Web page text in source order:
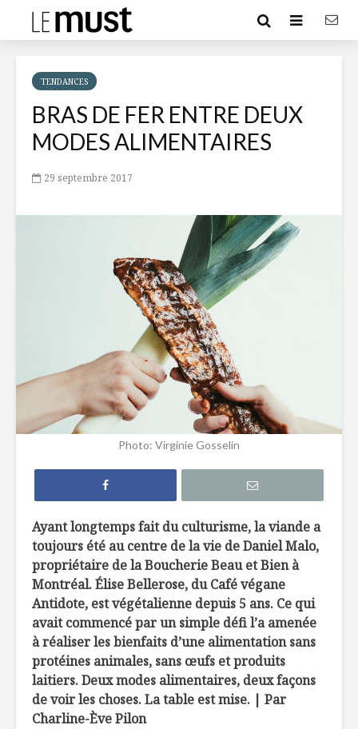
TENDANCES
BRAS DE FER ENTRE DEUX
MODES ALIMENTAIRES
29 septembre 2017
Photo: Virginie Gosselin
Ayant longtemps fait du culturisme, la viande a
toujours été au centre de la vie de Daniel Malo,
propriétaire de la Boucherie Beau et Bien à
Montréal. Élise Bellerose, du Café végane
Antidote, est végétalienne depuis 5 ans. Ce qui
avait commencé par un simple défi l’a amenée
à réaliser les bienfaits d’une alimentation sans
protéines animales, sans œufs et produits
laitiers. Deux modes alimentaires, deux façons
de voir les choses. La table est mise. | Par
Charline-Ève Pilon
7 façons de
remplacer le pain
dans nos
hamburgers
meilleures
Québec à
découvrir !
Osez les flambés !
dans
assiette
La crème
pour les
Belles
d’ici